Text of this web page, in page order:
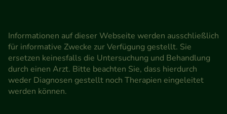
Informationen auf dieser Webseite werden ausschließlich
für informative Zwecke zur Verfügung gestellt. Sie
ersetzen keinesfalls die Untersuchung und Behandlung
durch einen Arzt. Bitte beachten Sie, dass hierdurch
weder Diagnosen gestellt noch Therapien eingeleitet
werden können.